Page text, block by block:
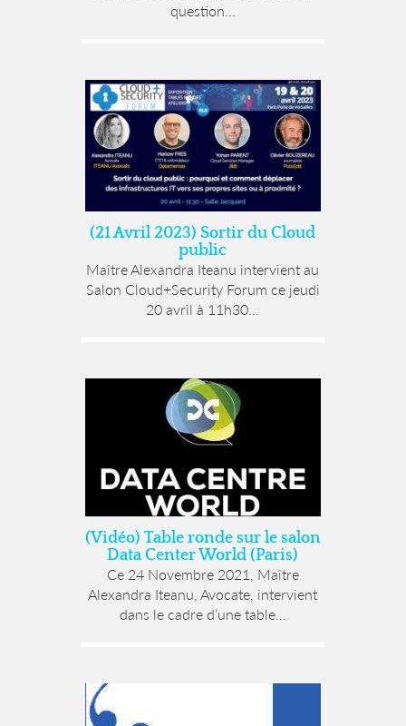
question...
(21 Avril 2023) Sortir du Cloud
public
Maître Alexandra Iteanu intervient au
Salon Cloud+Security Forum ce jeudi
20 avril à 11h30...
(Vidéo) Table ronde sur le salon
Data Center World (Paris)
Ce 24 Novembre 2021, Maître
Alexandra Iteanu, Avocate, intervient
dans le cadre d’une table...